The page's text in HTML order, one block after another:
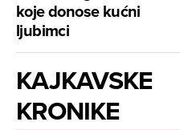
koje donose kućni
ljubimci
KAJKAVSKE
KRONIKE